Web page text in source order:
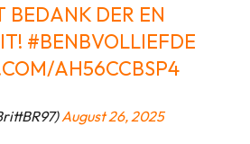
BEDANK DER EN
#BENBVOLLIEFDE
AH56CCBSP4
August 26, 2025